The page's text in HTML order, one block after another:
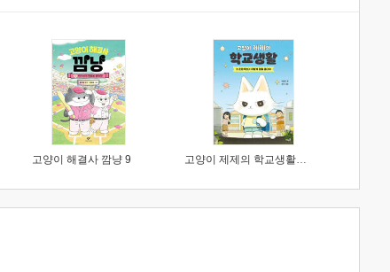
고양이 해결사 깜냥 9 고양이 제제의 학교생활 1 : 초등학생이 이렇게 힘들 줄이야